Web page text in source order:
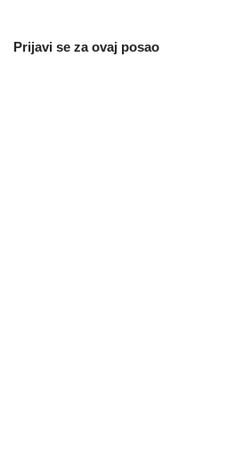
Prijavi se za ovaj posao